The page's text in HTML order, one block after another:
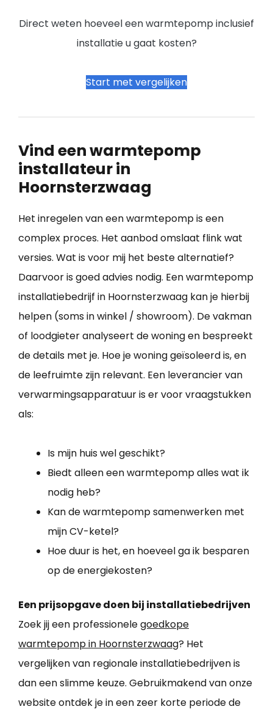
Direct weten hoeveel een warmtepomp inclusief
installatie u gaat kosten?
Start met vergelijken
Vind een warmtepomp
installateur in
Hoornsterzwaag
Het inregelen van een warmtepomp is een
complex proces. Het aanbod omslaat flink wat
versies. Wat is voor mij het beste alternatief?
Daarvoor is goed advies nodig. Een warmtepomp
installatiebedrijf in Hoornsterzwaag kan je hierbij
helpen (soms in winkel / showroom). De vakman
of loodgieter analyseert de woning en bespreekt
de details met je. Hoe je woning geïsoleerd is, en
de leefruimte zijn relevant. Een leverancier van
verwarmingsapparatuur is er voor vraagstukken
als:
Is mijn huis wel geschikt?
Biedt alleen een warmtepomp alles wat ik
nodig heb?
Kan de warmtepomp samenwerken met
mijn CV-ketel?
Hoe duur is het, en hoeveel ga ik besparen
op de energiekosten?
Een prijsopgave doen bij installatiebedrijven
Zoek jij een professionelegoedkope
warmtepomp in Hoornsterzwaag? Het
vergelijken van regionale installatiebedrijven is
dan een slimme keuze. Gebruikmakend van onze
website ontdek je in een zeer korte periode de